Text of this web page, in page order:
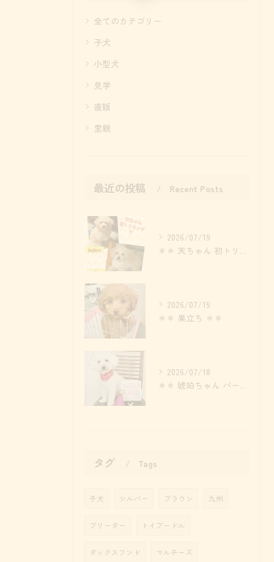
全てのカテゴリー
子犬
小型犬
見学
直販
里親
最近の投稿 Recent Posts
2026/07/19
＊＊ 天ちゃん 初トリミング ＊＊
2026/07/19
＊＊ 巣立ち ＊＊
2026/07/18
＊＊ 琥珀ちゃん バースデー ＊＊
タグ Tags
子犬 シルバー ブラウン 九州
ブリーダー トイプードル
ダックスフンド マルチーズ